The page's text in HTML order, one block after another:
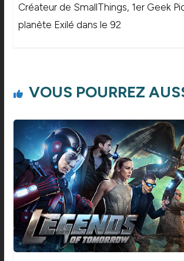
Créateur de SmallThings, 1er Geek
planète Exilé dans le 92
VOUS POURREZ